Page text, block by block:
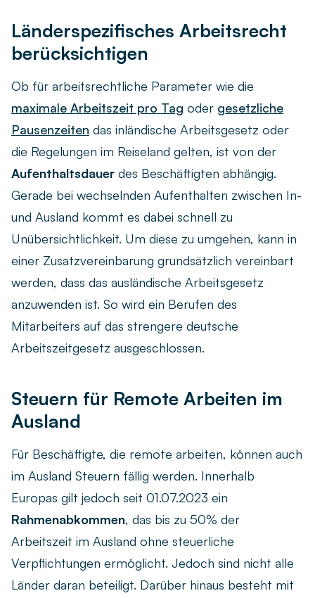
Länderspezifisches Arbeitsrecht
berücksichtigen
Ob für arbeitsrechtliche Parameter wie die
maximale Arbeitszeit pro Tag oder gesetzliche
Pausenzeiten das inländische Arbeitsgesetz oder
die Regelungen im Reiseland gelten, ist von der
Aufenthaltsdauer des Beschäftigten abhängig.
Gerade bei wechselnden Aufenthalten zwischen In-
und Ausland kommt es dabei schnell zu
Unübersichtlichkeit. Um diese zu umgehen, kann in
einer Zusatzvereinbarung grundsätzlich vereinbart
werden, dass das ausländische Arbeitsgesetz
anzuwenden ist. So wird ein Berufen des
Mitarbeiters auf das strengere deutsche
Arbeitszeitgesetz ausgeschlossen.
Steuern für Remote Arbeiten im
Ausland
Für Beschäftigte, die remote arbeiten, können auch
im Ausland Steuern fällig werden. Innerhalb
Europas gilt jedoch seit 01.07.2023 ein
Rahmenabkommen, das bis zu 50% der
Arbeitszeit im Ausland ohne steuerliche
Verpflichtungen ermöglicht. Jedoch sind nicht alle
Länder daran beteiligt. Darüber hinaus besteht mit